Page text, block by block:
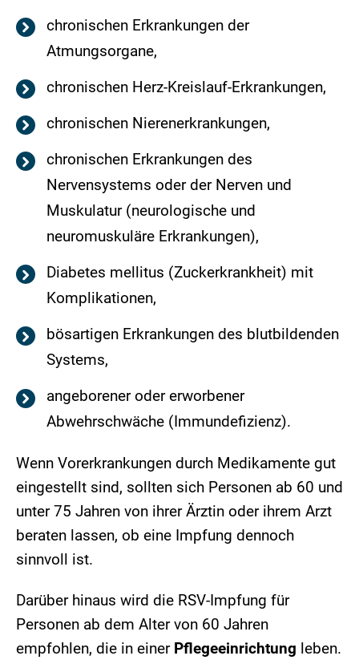
chronischen Erkrankungen der
Atmungsorgane,
chronischen Herz-Kreislauf-Erkrankungen,
chronischen Nierenerkrankungen,
chronischen Erkrankungen des
Nervensystems oder der Nerven und
Muskulatur (neurologische und
neuromuskuläre Erkrankungen),
Diabetes mellitus (Zuckerkrankheit) mit
Komplikationen,
bösartigen Erkrankungen des blutbildenden
Systems,
angeborener oder erworbener
Abwehrschwäche (Immundefizienz).
Wenn Vorerkrankungen durch Medikamente gut
eingestellt sind, sollten sich Personen ab 60 und
unter 75 Jahren von ihrer Ärztin oder ihrem Arzt
beraten lassen, ob eine Impfung dennoch
sinnvoll ist.
Darüber hinaus wird die RSV-Impfung für
Personen ab dem Alter von 60 Jahren
empfohlen, die in einer Pflegeeinrichtung leben.